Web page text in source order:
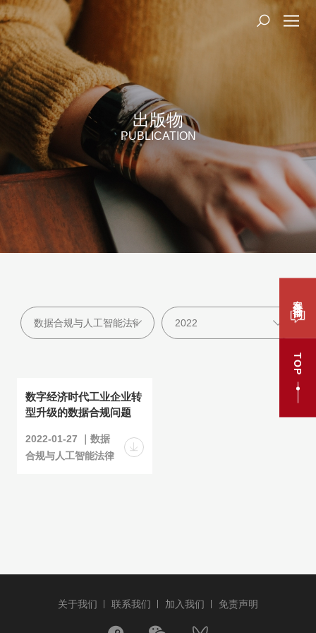
TOP
出版物
PUBLICATION
数字经济时代工业企业转
型升级的数据合规问题
2022-01-27 ｜数据
合规与人工智能法律
关于我们 联系我们 加入我们 免责声明